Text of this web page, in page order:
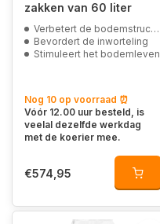
zakken van 60 liter
Verbetert de bodemstructuur
Bevordert de inworteling
Stimuleert het bodemleven
Nog 10 op voorraad ⏰
Vóór 12.00 uur besteld, is
veelal dezelfde werkdag
met de koerier mee.
€574,95